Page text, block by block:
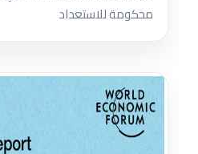
محكومة للاستعداد